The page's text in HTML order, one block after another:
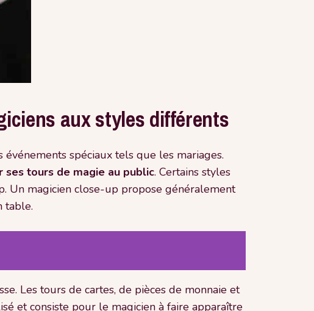
aux styles différents
spéciaux tels que les mariages.
ses tours de magie au public. Certains styles
Un magicien close-up propose généralement
table.
Les tours de cartes, de pièces de monnaie et
et consiste pour le magicien à faire apparaître